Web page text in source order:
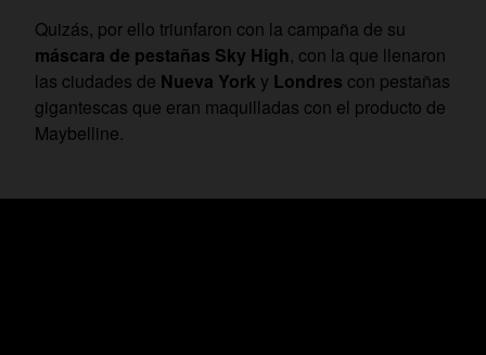
Quizás, por ello triunfaron con la campaña de su
máscara de pestañas Sky High, con la que llenaron
las ciudades de Nueva York y Londres con pestañas
gigantescas que eran maquilladas con el producto de
Maybelline.